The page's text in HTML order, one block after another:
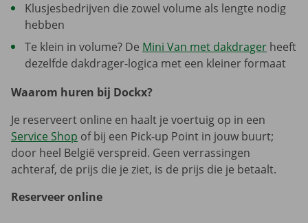
Klusjesbedrijven die zowel volume als lengte nodig
hebben
Te klein in volume? De Mini Van met dakdrager heeft
dezelfde dakdrager-logica met een kleiner formaat
Waarom huren bij Dockx?
Je reserveert online en haalt je voertuig op in een
Service Shop of bij een Pick-up Point in jouw buurt;
door heel België verspreid. Geen verrassingen
achteraf, de prijs die je ziet, is de prijs die je betaalt.
Reserveer online